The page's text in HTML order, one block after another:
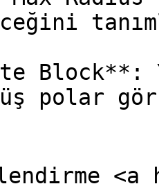
Block**:
polar